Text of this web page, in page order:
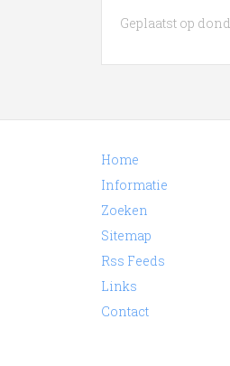
Geplaatst op
Home
Informatie
Zoeken
Sitemap
Rss Feeds
Links
Contact